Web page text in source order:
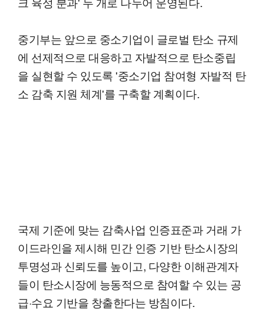
중기부는 앞으로 중소기업이 글로벌 탄소 규제
에 선제적으로 대응하고 자발적으로 탄소중립
을 실현할 수 있도록 '중소기업 참여형 자발적 탄
소 감축 지원 체계'를 구축할 계획이다.
국제 기준에 맞는 감축사업 인증표준과 거래 가
이드라인을 제시해 민간 인증 기반 탄소시장의
투명성과 신뢰도를 높이고, 다양한 이해관계자
들이 탄소시장에 능동적으로 참여할 수 있는 공
급·수요 기반을 창출한다는 방침이다.